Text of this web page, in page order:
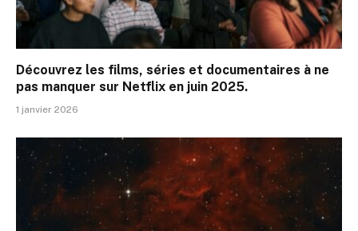
Découvrez les films, séries et documentaires à ne
pas manquer sur Netflix en juin 2025.
1 janvier 2026